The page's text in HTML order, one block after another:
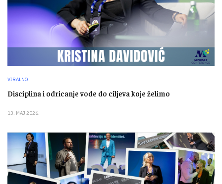
VIRALNO
Disciplina i odricanje vode do ciljeva koje želimo
13. MAJ 2026.